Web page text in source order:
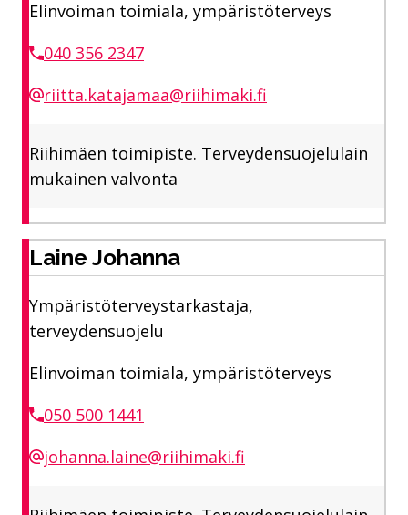
Elinvoiman toimiala, ympäristöterveys
040 356 2347
riitta.katajamaa@riihimaki.fi
Riihimäen toimipiste. Terveydensuojelulain
mukainen valvonta
Laine Johanna
Ympäristöterveystarkastaja,
terveydensuojelu
Elinvoiman toimiala, ympäristöterveys
050 500 1441
johanna.laine@riihimaki.fi